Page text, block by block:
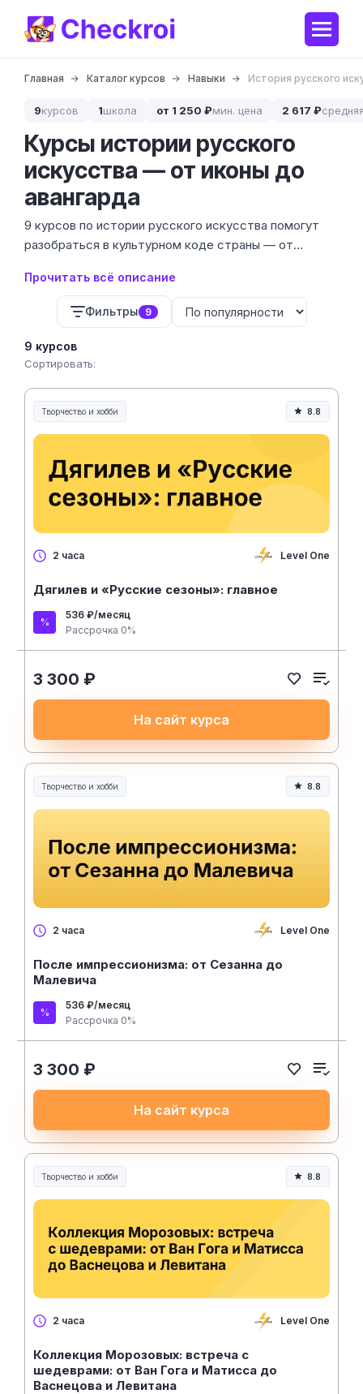
Главная Каталог курсов Навыки История русского
9курсов 1школа от 1 250 ₽мин. цена 2 617 ₽
Курсы истории русского
искусства — от иконы до
авангарда
9 курсов по истории русского искусства помогут
разобраться в культурном коде страны — от
акционизма. Цены начинаются от 1 250 ₽, а
программы варьируются от коротких циклов лекций
до глубоких академических модулей.
Прочитать всё описание
Фильтры 9
9 курсов
Сортировать:
Творчество и хобби
Творчество, контент и хобби
8.8
2 часа Level One
Дягилев и «Русские сезоны»: главное
536 ₽/месяц
Рассрочка 0%
3 300 ₽
На сайт курса
Творчество и хобби
Творчество, контент и хобби
8.8
2 часа Level One
После импрессионизма: от Сезанна до
Малевича
536 ₽/месяц
Рассрочка 0%
3 300 ₽
На сайт курса
Творчество и хобби
Творчество, контент и хобби
8.8
2 часа Level One
Коллекция Морозовых: встреча с
шедеврами: от ​​Ван Гога и Матисса до
Васнецова и Левитана